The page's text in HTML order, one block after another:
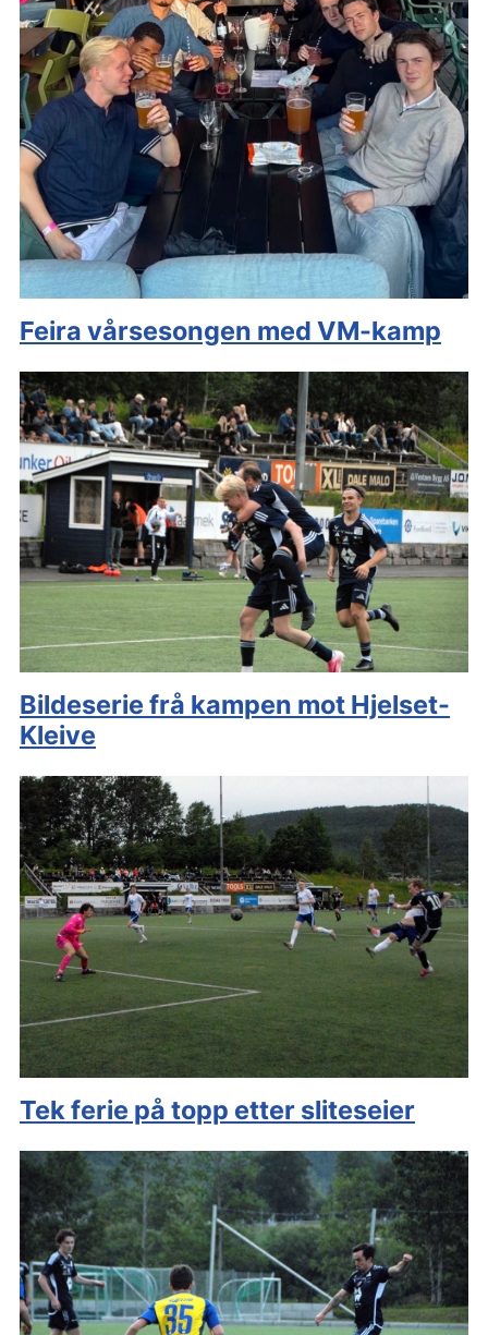
Feira vårsesongen med VM-kamp
Bildeserie frå kampen mot Hjelset-
Kleive
Tek ferie på topp etter sliteseier